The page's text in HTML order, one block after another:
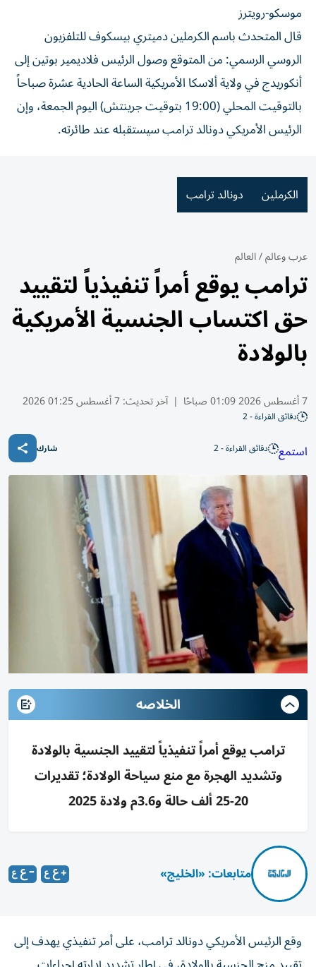
موسكو-رويترز
قال المتحدث باسم الكرملين دميتري بيسكوف للتلفزيون
الروسي الرسمي: من المتوقع وصول الرئيس فلاديمير بوتين إلى
أنكوريدج في ولاية ألاسكا الأمريكية الساعة الحادية عشرة صباحاً
بالتوقيت المحلي (19:00 بتوقيت جرينتش) اليوم الجمعة، وإن
الرئيس الأمريكي دونالد ترامب سيستقبله عند طائرته.
الكرملين دونالد ترامب
عرب وعالم/العالم
ترامب يوقع أمراً تنفيذياً لتقييد
حق اكتساب الجنسية الأمريكية
بالولادة
7 أغسطس 2026 01:09 صباحًا | آخر تحديث:7 أغسطس 01:25 2026
دقائق القراءة - 2
استمع دقائق القراءة - 2 شارك
الخلاصه
ترامب يوقع أمراً تنفيذياً لتقييد الجنسية بالولادة
وتشديد الهجرة مع منع سياحة الولادة؛ تقديرات
20-25 ألف حالة و3.6م ولادة 2025
متابعات: «الخليج»
وقع الرئيس الأمريكي دونالد ترامب، على أمر تنفيذي يهدف إلى